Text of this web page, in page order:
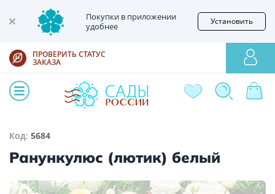
Покупки в приложении
удобнее
Установить
ПРОВЕРИТЬ СТАТУС
ЗАКАЗА
Код: 5684
Ранункулюс (лютик) белый